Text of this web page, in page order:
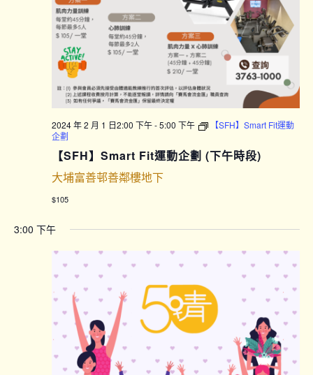
2024 年 2 月 1 日2:00 下午-5:00 下午
【SFH】Smart Fit運動
企劃
【SFH】Smart Fit運動企劃 (下午時段)
大埔富善邨善鄰樓地下
$105
3:00 下午